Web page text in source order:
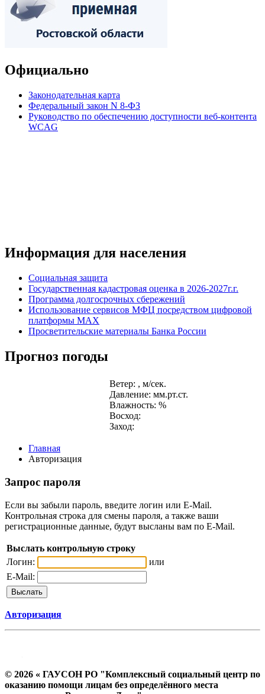
Официально
Законодательная карта
Федеральный закон N 8-ФЗ
Руководство по обеспечению доступности веб-контента
WCAG
Информация для населения
Социальная защита
Государственная кадастровая оценка в 2026-2027г.г.
Программа долгосрочных сбережений
Использование сервисов МФЦ посредством цифровой
платформы MAX
Просветительские материалы Банка России
Прогноз погоды
Ветер: , м/сек.
Давление: мм.рт.ст.
Влажность: %
Восход:
Заход:
Главная
Авторизация
Запрос пароля
Если вы забыли пароль, введите логин или E-Mail.
Контрольная строка для смены пароля, а также ваши
регистрационные данные, будут высланы вам по E-Mail.
Выслать контрольную строку
Логин:
или
E-Mail:
Авторизация
© 2026 « ГАУСОН РО "Комплексный социальный центр по
оказанию помощи лицам без определённого места